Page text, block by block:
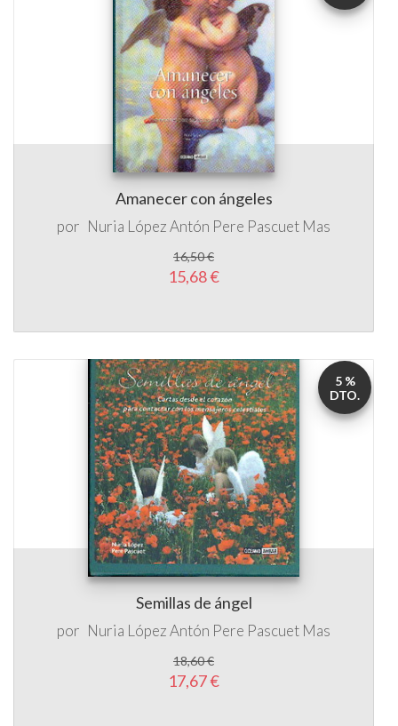
Amanecer con ángeles
por Nuria López Antón Pere Pascuet Mas
16,50 €
15,68 €
Semillas de ángel
por Nuria López Antón Pere Pascuet Mas
18,60 €
17,67 €
5 %
DTO.